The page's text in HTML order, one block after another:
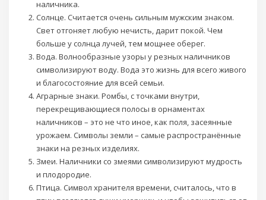
наличника.
Солнце. Считается очень сильным мужским знаком.
Свет отгоняет любую нечисть, дарит покой. Чем
больше у солнца лучей, тем мощнее оберег.
Вода. Волнообразные узоры у резных наличников
символизируют воду. Вода это жизнь для всего живого
и благосостояние для всей семьи.
Аграрные знаки. Ромбы, с точками внутри,
перекрещивающиеся полосы в орнаментах
наличников – это не что иное, как поля, засеянные
урожаем. Символы земли – самые распространённые
знаки на резных изделиях.
Змеи. Наличники со змеями символизируют мудрость
и плодородие.
Птица. Символ хранителя времени, считалось, что в